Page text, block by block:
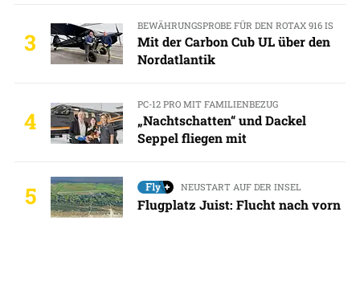
3
BEWÄHRUNGSPROBE FÜR DEN ROTAX 916 IS
Mit der Carbon Cub UL über den
Nordatlantik
4
PC-12 PRO MIT FAMILIENBEZUG
„Nachtschatten“ und Dackel
Seppel fliegen mit
5 NEUSTART AUF DER INSEL
Flugplatz Juist: Flucht nach vorn